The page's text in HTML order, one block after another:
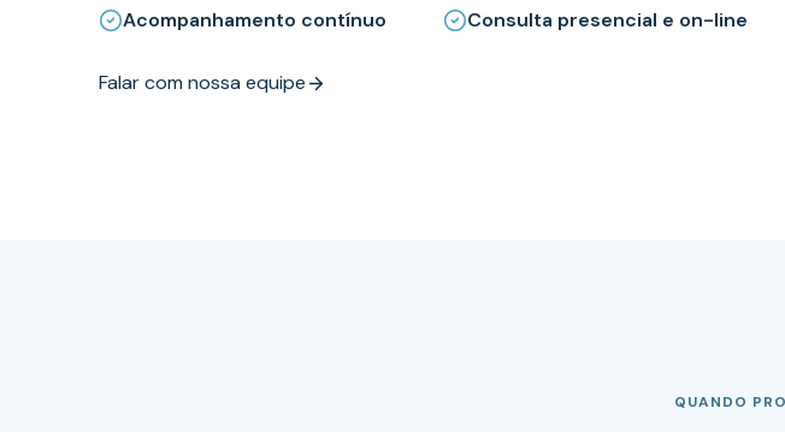
Acompanhamento contínuo
Consulta presencial e on-line
Falar com nossa equipe
QUANDO